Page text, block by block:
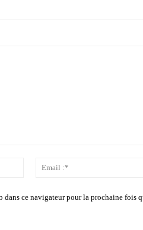
ce navigateur pour la prochaine fois